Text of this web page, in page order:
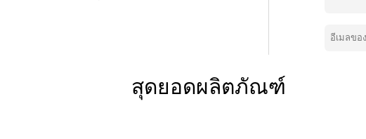
ดสอบอย่างสม่ำเสมอเป็นผลให้ AFJ Vaping มีขดลวด
ผลิตผลิตภัณฑ์สูบไอที่ทันสมัยที่สุดสำหรับอุตสาหกรรม
การควบคุมอย่างเข้มงวดเพื่อให้บริการลูกค้าด้วย
สุดยอดผลิตภัณฑ์